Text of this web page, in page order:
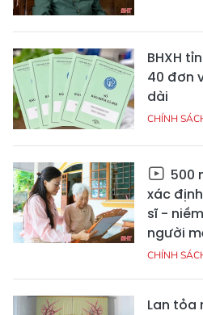
BHXH
40 đơn
dài
CHÍNH
500
xác
sĩ -
người
CHÍNH
Lan tỏa